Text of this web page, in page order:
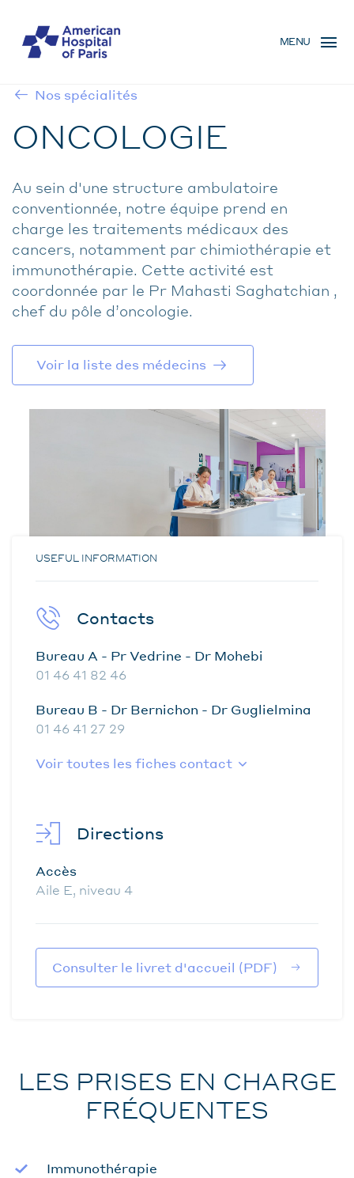
main
MENU
MOBILE
MENU
BREADCRUMB
Nos spécialités
ONCOLOGIE
Au sein d'une structure ambulatoire
conventionnée, notre équipe prend en
charge les traitements médicaux des
cancers, notamment par chimiothérapie et
immunothérapie. Cette activité est
coordonnée par le Pr Mahasti Saghatchian ,
chef du pôle d’oncologie.
Voir la liste des médecins
USEFUL INFORMATION
Contacts
Bureau A - Pr Vedrine - Dr Mohebi
01 46 41 82 46
Bureau B - Dr Bernichon - Dr Guglielmina
01 46 41 27 29
Voir toutes les fiches contact
Directions
Accès
Aile E, niveau 4
Consulter le livret d'accueil (PDF)
LES PRISES EN CHARGE
FRÉQUENTES
Immunothérapie